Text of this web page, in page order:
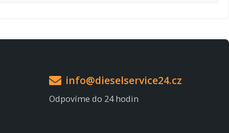
info@dieselservice24.cz
Odpovíme do 24 hodin